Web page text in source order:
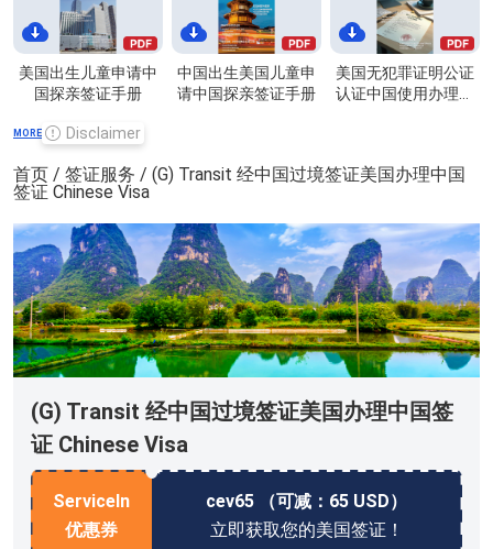
美国出生儿童申请中
国探亲签证手册
中国出生美国儿童申
请中国探亲签证手册
美国无犯罪证明公证
认证中国使用办理手
MORE Disclaimer
首页 / 签证服务 / (G) Transit 经中国过境签证美国办理中国
签证 Chinese Visa
(G) Transit 经中国过境签证美国办理中国签
证 Chinese Visa
ServiceIn
优惠券
cev65 （可减：65 USD）
立即获取您的美国签证！